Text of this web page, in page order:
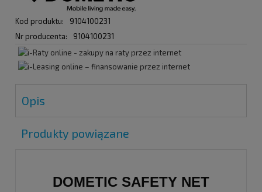
Kod produktu:
9104100231
Nr producenta:
9104100231
Opis
Produkty powiązane
DOMETIC SAFETY NET